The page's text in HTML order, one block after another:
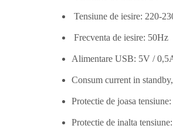
Tensiune de iesire: 220-
Frecventa de iesire: 50Hz
Alimentare USB: 5V /
Consum current in
Protectie de joasa
Protectie de inalta